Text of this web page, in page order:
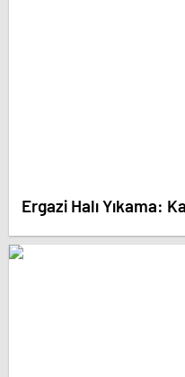
Ergazi Halı Yıkama: